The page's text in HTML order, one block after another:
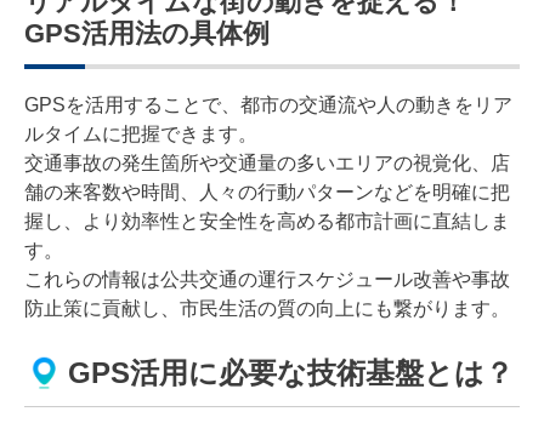
GPS活用法の具体例
GPSを活用することで、都市の交通流や人の動きをリア
ルタイムに把握できます。
交通事故の発生箇所や交通量の多いエリアの視覚化、店
舗の来客数や時間、人々の行動パターンなどを明確に把
握し、より効率性と安全性を高める都市計画に直結しま
す。
これらの情報は公共交通の運行スケジュール改善や事故
防止策に貢献し、市民生活の質の向上にも繋がります。
GPS活用に必要な技術基盤とは？